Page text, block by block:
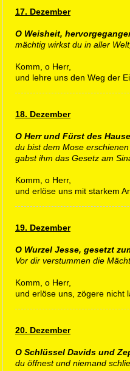
17. Dezember
O Weisheit,
mächtig wirkst du in aller
Komm, o Herr,
und lehre uns den Weg der
18. Dezember
O Herr und Fürst des
du bist dem Mose
gabst ihm das Gesetz am
Komm, o Herr,
und erlöse uns mit starkem
19. Dezember
O Wurzel Jesse, gesetzt
Vor dir verstummen die
Komm, o Herr,
und erlöse uns, zögere nicht
20. Dezember
O Schlüssel Davids und
du öffnest und niemand